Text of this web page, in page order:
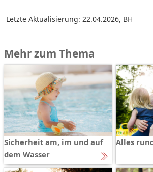
Letzte Aktualisierung: 22.04.2026, BH
Mehr zum Thema
Sicherheit am, im und auf
dem Wasser
Alles